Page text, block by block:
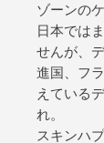
ゾーンの
日本では
せんが、
進国、フ
えている
れ。
スキンハ